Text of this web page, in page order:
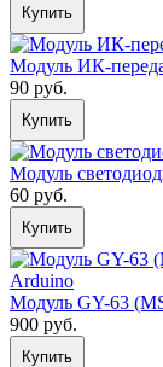
Купить
Модуль ИК-
90 руб.
Купить
Модуль
60 руб.
Купить
Модуль GY-63
900 руб.
Купить